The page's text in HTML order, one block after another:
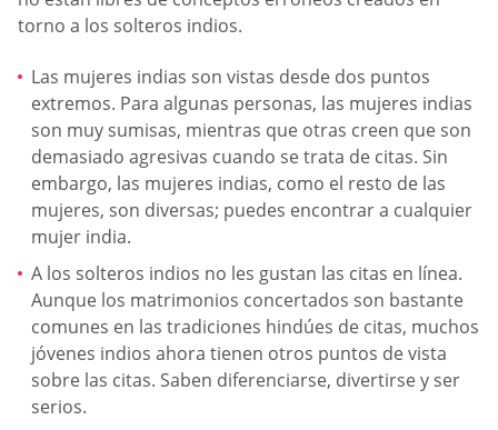
torno a los solteros indios.
Las mujeres indias son vistas desde dos puntos
extremos. Para algunas personas, las mujeres indias
son muy sumisas, mientras que otras creen que son
demasiado agresivas cuando se trata de citas. Sin
embargo, las mujeres indias, como el resto de las
mujeres, son diversas; puedes encontrar a cualquier
mujer india.
A los solteros indios no les gustan las citas en línea.
Aunque los matrimonios concertados son bastante
comunes en las tradiciones hindúes de citas, muchos
jóvenes indios ahora tienen otros puntos de vista
sobre las citas. Saben diferenciarse, divertirse y ser
serios.